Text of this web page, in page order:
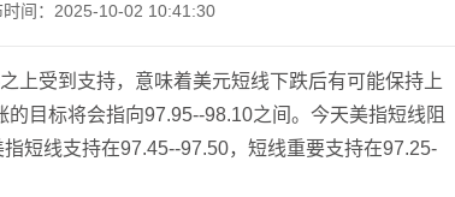
时间：2025-10-02 10:41:30
上受到支持，意味着美元短线下跌后有可能保持上
目标将会指向97.95--98.10之间。今天美指短线阻
短线支持在97.45--97.50，短线重要支持在97.25-